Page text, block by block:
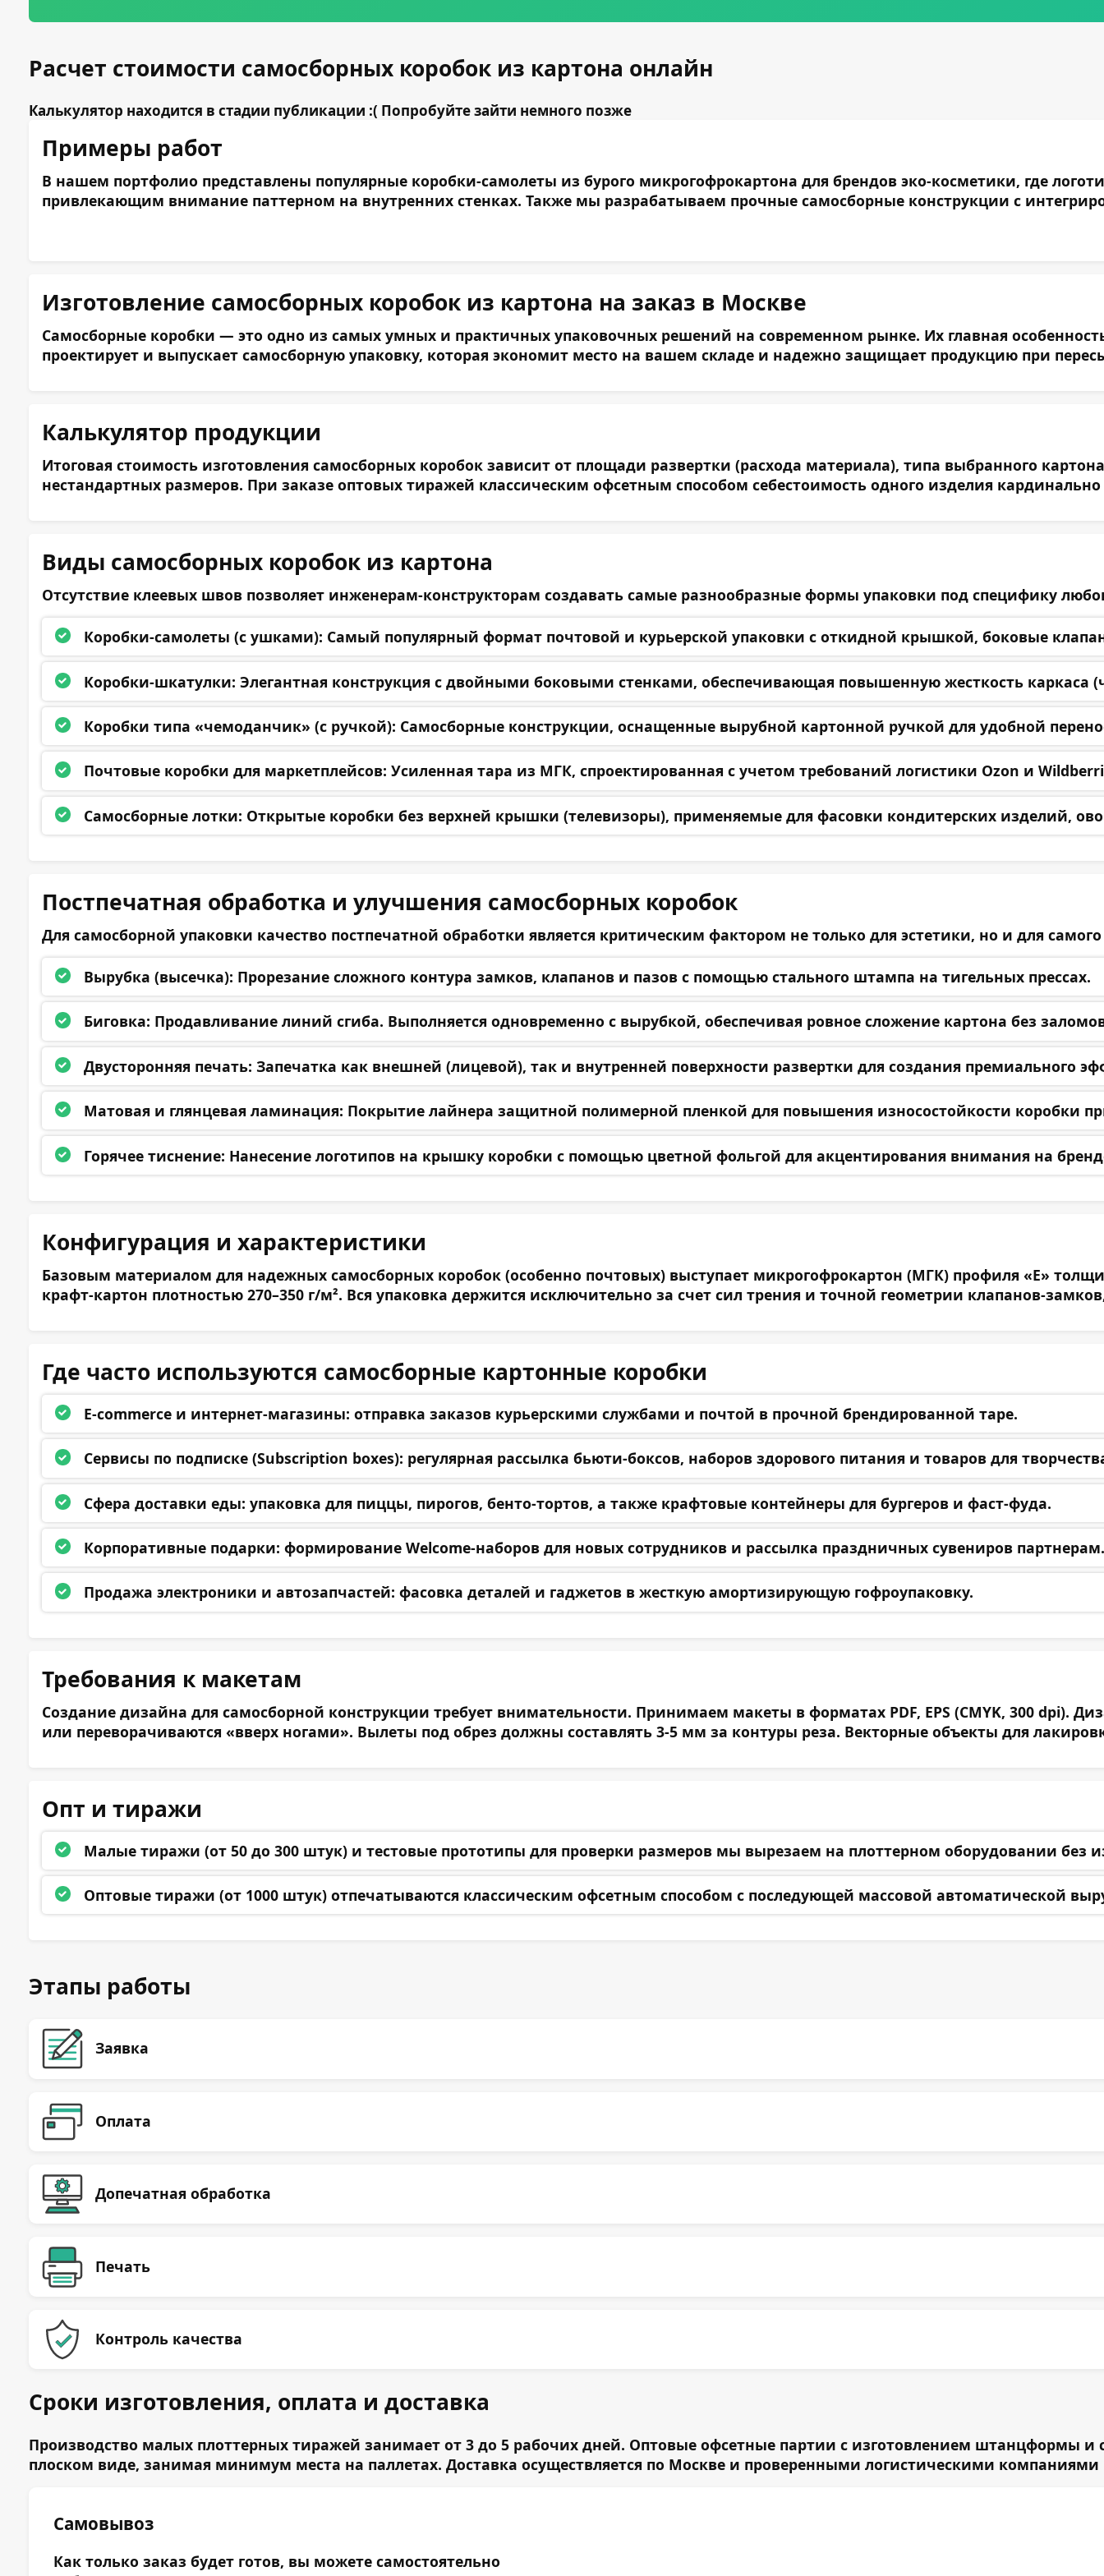
Расчет стоимости самосборных коробок из картона онлайн
Калькулятор находится в стадии публикации :( Попробуйте зайти немного позже
Примеры работ
В нашем портфолио представлены популярные коробки-самолеты из бурого микрогофрокартона для брендов эко-косметики, где
привлекающим внимание паттерном на внутренних стенках. Также мы разрабатываем прочные самосборные конструкции с
Изготовление самосборных коробок из картона на заказ в Москве
Самосборные коробки — это одно из самых умных и практичных упаковочных решений на современном рынке. Их главная
проектирует и выпускает самосборную упаковку, которая экономит место на вашем складе и надежно защищает продукцию при
Калькулятор продукции
Итоговая стоимость изготовления самосборных коробок зависит от площади развертки (расхода материала), типа выбранного
нестандартных размеров. При заказе оптовых тиражей классическим офсетным способом себестоимость одного изделия
Виды самосборных коробок из картона
Отсутствие клеевых швов позволяет инженерам-конструкторам создавать самые разнообразные формы упаковки под специфику
Коробки-самолеты (с ушками): Самый популярный формат почтовой и курьерской упаковки с откидной крышкой, боковые
Коробки-шкатулки: Элегантная конструкция с двойными боковыми стенками, обеспечивающая повышенную жесткость каркаса
Коробки типа «чемоданчик» (с ручкой): Самосборные конструкции, оснащенные вырубной картонной ручкой для удобной
Почтовые коробки для маркетплейсов: Усиленная тара из МГК, спроектированная с учетом требований логистики Ozon и
Самосборные лотки: Открытые коробки без верхней крышки (телевизоры), применяемые для фасовки кондитерских изделий,
Постпечатная обработка и улучшения самосборных коробок
Для самосборной упаковки качество постпечатной обработки является критическим фактором не только для эстетики, но и для
Вырубка (высечка): Прорезание сложного контура замков, клапанов и пазов с помощью стального штампа на тигельных прессах.
Биговка: Продавливание линий сгиба. Выполняется одновременно с вырубкой, обеспечивая ровное сложение картона без
Двусторонняя печать: Запечатка как внешней (лицевой), так и внутренней поверхности развертки для создания премиального
Матовая и глянцевая ламинация: Покрытие лайнера защитной полимерной пленкой для повышения износостойкости коробки
Горячее тиснение: Нанесение логотипов на крышку коробки с помощью цветной фольгой для акцентирования внимания на
Конфигурация и характеристики
Базовым материалом для надежных самосборных коробок (особенно почтовых) выступает микрогофрокартон (МГК) профиля «Е»
крафт-картон плотностью 270–350 г/м². Вся упаковка держится исключительно за счет сил трения и точной геометрии клапанов-
Где часто используются самосборные картонные коробки
E-commerce и интернет-магазины: отправка заказов курьерскими службами и почтой в прочной брендированной таре.
Сервисы по подписке (Subscription boxes): регулярная рассылка бьюти-боксов, наборов здорового питания и товаров для
Сфера доставки еды: упаковка для пиццы, пирогов, бенто-тортов, а также крафтовые контейнеры для бургеров и фаст-фуда.
Корпоративные подарки: формирование Welcome-наборов для новых сотрудников и рассылка праздничных сувениров
Продажа электроники и автозапчастей: фасовка деталей и гаджетов в жесткую амортизирующую гофроупаковку.
Требования к макетам
Создание дизайна для самосборной конструкции требует внимательности. Принимаем макеты в форматах PDF, EPS (CMYK, 300
или переворачиваются «вверх ногами». Вылеты под обрез должны составлять 3-5 мм за контуры реза. Векторные объекты для
Опт и тиражи
Малые тиражи (от 50 до 300 штук) и тестовые прототипы для проверки размеров мы вырезаем на плоттерном оборудовании
Оптовые тиражи (от 1000 штук) отпечатываются классическим офсетным способом с последующей массовой автоматической
Этапы работы
Заявка
Оплата
Допечатная обработка
Печать
Контроль качества
Сроки изготовления, оплата и доставка
Производство малых плоттерных тиражей занимает от 3 до 5 рабочих дней. Оптовые офсетные партии с изготовлением штанцформы
плоском виде, занимая минимум места на паллетах. Доставка осуществляется по Москве и проверенными логистическими компаниями
Самовывоз
Как только заказ будет готов, вы можете самостоятельно
Телефон:
Загрузить файл(ы)
Даю согласие наобработку персональных данных